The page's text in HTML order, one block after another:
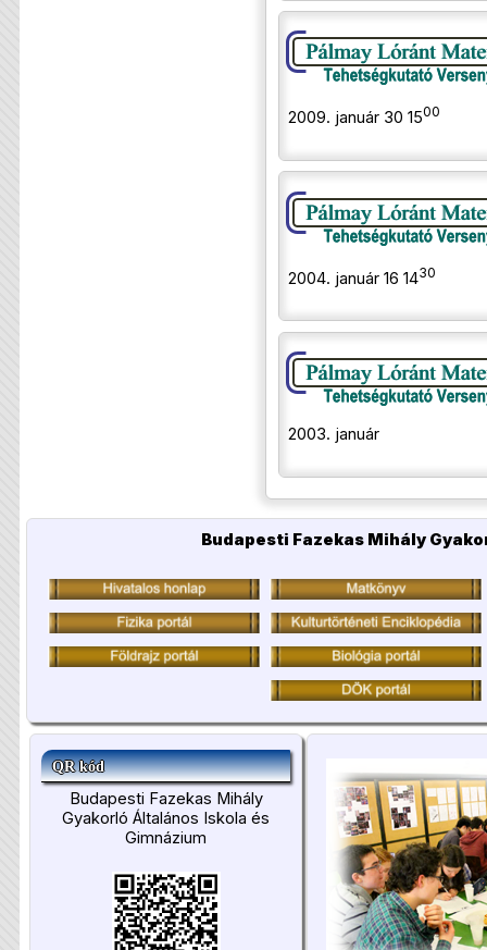
2009. január 30 1500
2004. január 16 1430
2003. január
Budapesti Fazekas Mihály
QR kód
Budapesti Fazekas Mihály
Gyakorló Általános Iskola és
Gimnázium